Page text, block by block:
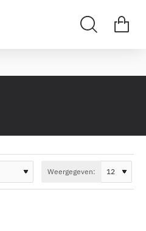
Weergegeven: